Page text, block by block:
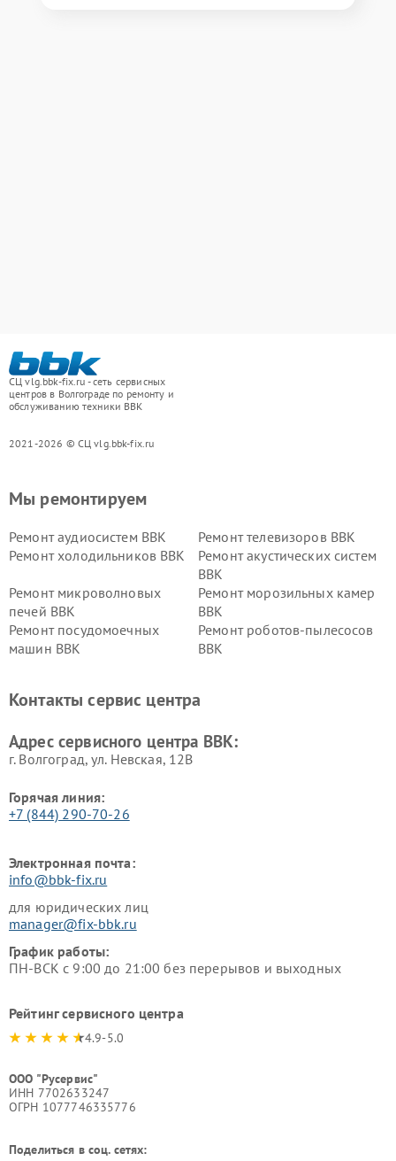
СЦ vlg.bbk-fix.ru - сеть сервисных
центров в Волгограде по ремонту и
обслуживанию техники BBK
2021-2026 © СЦ vlg.bbk-fix.ru
Мы ремонтируем
Ремонт аудиосистем BBK
Ремонт телевизоров BBK
Ремонт холодильников BBK
Ремонт акустических систем
BBK
Ремонт микроволновых
печей BBK
Ремонт морозильных камер
BBK
Ремонт посудомоечных
машин BBK
Ремонт роботов-пылесосов
BBK
Ремонт винных шкафов BBK
Контакты сервис центра
Адрес сервисного центра BBK:
г. Волгоград, ул. Невская, 12В
Горячая линия:
+7 (844) 290-70-26
Электронная почта:
info@bbk-fix.ru
для юридических лиц
manager@fix-bbk.ru
График работы:
ПН-ВСК с 9:00 до 21:00 без перерывов и выходных
Рейтинг сервисного центра
4.9-5.0
ООО "Русервис"
ИНН 7702633247
ОГРН 1077746335776
Поделиться в соц. сетях: